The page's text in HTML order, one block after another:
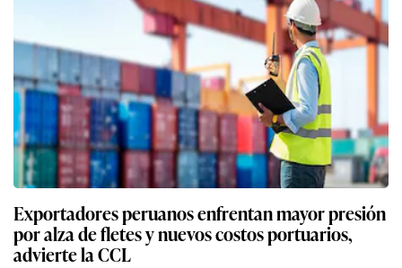
Exportadores peruanos enfrentan mayor presión
por alza de fletes y nuevos costos portuarios,
advierte la CCL